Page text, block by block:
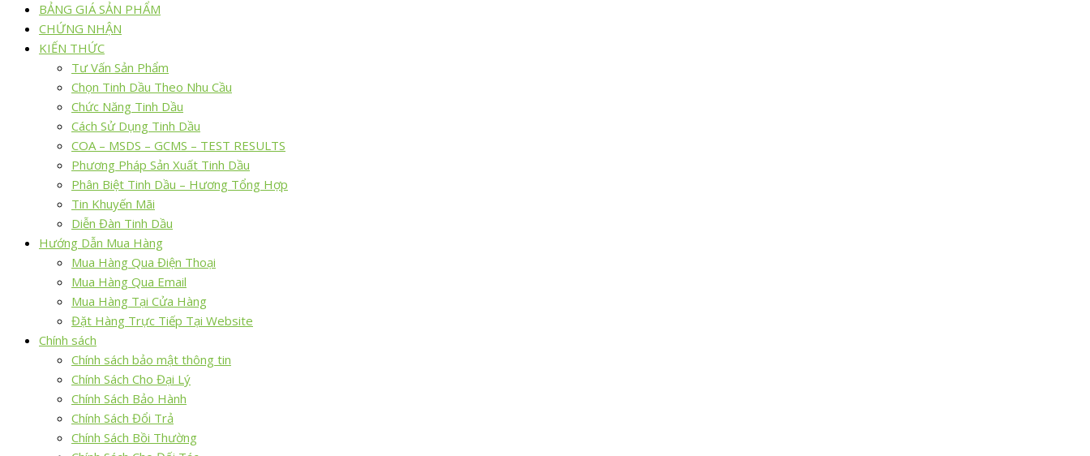
BẢNG GIÁ SẢN PHẨM
CHỨNG NHẬN
KIẾN THỨC
Tư Vấn Sản Phẩm
Chọn Tinh Dầu Theo Nhu Cầu
Chức Năng Tinh Dầu
Cách Sử Dụng Tinh Dầu
COA – MSDS – GCMS – TEST RESULTS
Phương Pháp Sản Xuất Tinh Dầu
Phân Biệt Tinh Dầu – Hương Tổng Hợp
Tin Khuyến Mãi
Diễn Đàn Tinh Dầu
Hướng Dẫn Mua Hàng
Mua Hàng Qua Điện Thoại
Mua Hàng Qua Email
Mua Hàng Tại Cửa Hàng
Đặt Hàng Trực Tiếp Tại Website
Chính sách
Chính sách bảo mật thông tin
Chính Sách Cho Đại Lý
Chính Sách Bảo Hành
Chính Sách Đổi Trả
Chính Sách Bồi Thường